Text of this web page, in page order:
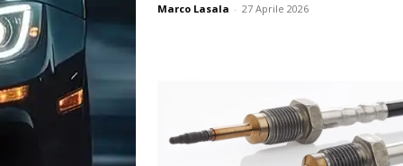
Marco Lasala - 27 Aprile 2026